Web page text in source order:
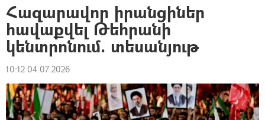
Հազարավոր իրանցիներ
հավաքվել Թեհրանի
կենտրոնում. տեսանյութ
10:12 04.07.2026